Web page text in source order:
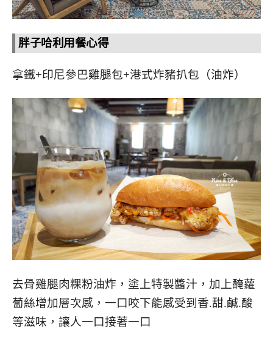
胖子哈利用餐心得
拿鐵+印尼參巴雞腿包+港式炸豬扒包（油炸）
去骨雞腿肉粿粉油炸，塗上特製醬汁，加上醃蘿
蔔絲增加層次感，一口咬下能感受到香.甜.鹹.酸
等滋味，讓人一口接著一口